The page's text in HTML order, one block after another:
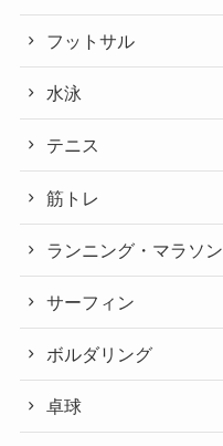
フットサル
水泳
テニス
筋トレ
ランニング・マラソン
サーフィン
ボルダリング
卓球